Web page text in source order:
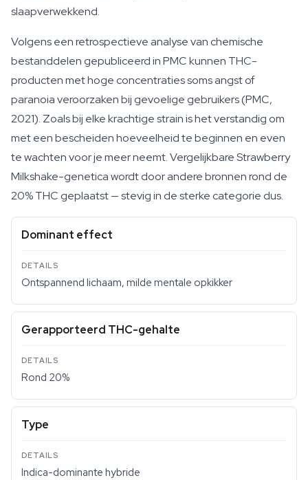
slaapverwekkend.
Volgens een retrospectieve analyse van chemische
bestanddelen gepubliceerd in PMC kunnen THC-
producten met hoge concentraties soms angst of
paranoia veroorzaken bij gevoelige gebruikers (PMC,
2021). Zoals bij elke krachtige strain is het verstandig om
met een bescheiden hoeveelheid te beginnen en even
te wachten voor je meer neemt. Vergelijkbare Strawberry
Milkshake-genetica wordt door andere bronnen rond de
20% THC geplaatst — stevig in de sterke categorie dus.
Dominant effect
Ontspannend lichaam, milde mentale opkikker
Gerapporteerd THC-gehalte
Rond 20%
Type
Indica-dominante hybride